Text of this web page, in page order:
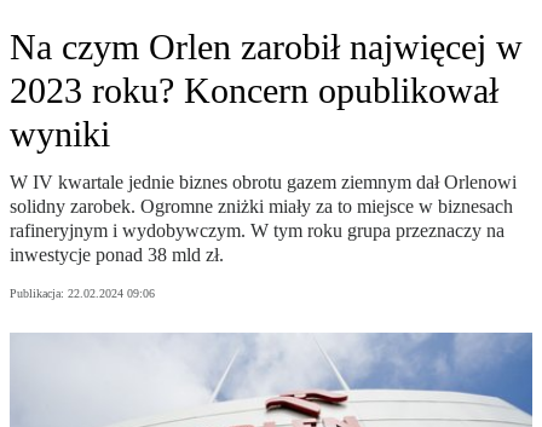
Na czym Orlen zarobił najwięcej w
2023 roku? Koncern opublikował
wyniki
W IV kwartale jednie biznes obrotu gazem ziemnym dał Orlenowi
solidny zarobek. Ogromne zniżki miały za to miejsce w biznesach
rafineryjnym i wydobywczym. W tym roku grupa przeznaczy na
inwestycje ponad 38 mld zł.
Publikacja: 22.02.2024 09:06